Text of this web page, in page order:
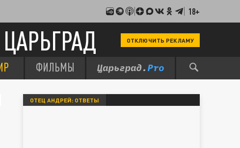
18+
ЦАРЬГРАД ОТКЛЮЧИТЬ РЕКЛАМУ
ФИЛЬМЫ
ОТЕЦ АНДРЕЙ: ОТВЕТЫ